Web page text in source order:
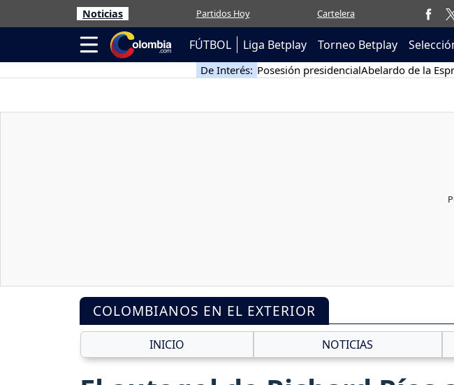
Noticias Partidos Hoy Cartelera
FÚTBOL Liga Betplay Torneo Betplay
De Interés: Posesión presidencialAbelardo de la
COLOMBIANOS EN EL EXTERIOR
INICIO NOTICIAS